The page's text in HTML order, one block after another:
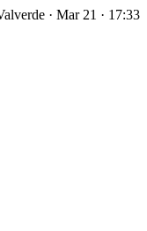
· Mar 21 · 17:33